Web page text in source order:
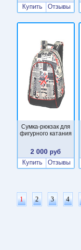
Купить
Отзывы
Сумка-рюкзак для
фигурного катания
2 000 руб
Купить
Отзывы
1 2 3 4